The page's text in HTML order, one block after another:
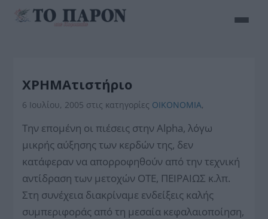
XΡΗΜΑτιστήριο
6 Ιουλίου, 2005 στις κατηγορίες ΟΙΚΟΝΟΜΙΑ,
Την επομένη οι πιέσεις στην Αlpha, λόγω
μικρής αύξησης των κερδών της, δεν
κατάφεραν να απορροφηθούν από την τεχνική
αντίδραση των μετοχών ΟΤΕ, ΠΕΙΡΑΙΩΣ κ.λπ.
Στη συνέχεια διακρίναμε ενδείξεις καλής
συμπεριφοράς από τη μεσαία κεφαλαιοποίηση,